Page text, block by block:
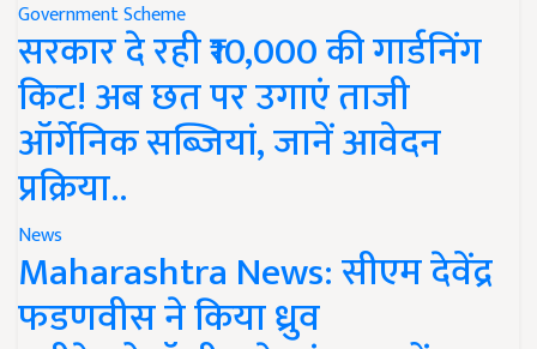
Government Scheme
सरकार दे रही ₹10,000 की गार्डनिंग
किट! अब छत पर उगाएं ताजी
ऑर्गेनिक सब्जियां, जानें आवेदन
प्रक्रिया..
News
Maharashtra News: सीएम देवेंद्र
फडणवीस ने किया ध्रुव